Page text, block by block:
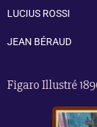
LUCIUS ROSSI
JEAN BÉRAUD
Figaro Illustré